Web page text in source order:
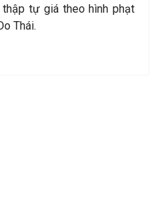
tự giá theo hình phạt
Thái.